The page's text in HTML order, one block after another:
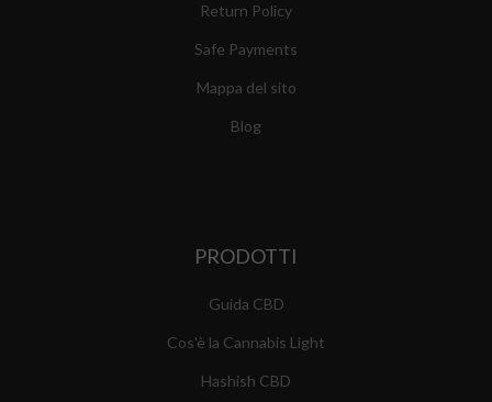
Return Policy
Safe Payments
Mappa del sito
Blog
PRODOTTI
Guida CBD
Cos'è la Cannabis Light
Hashish CBD